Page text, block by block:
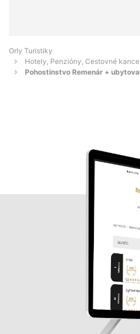
Orly Turistiky
Hotely, Penzióny, Cestovné
Pohostinstvo Remenár +